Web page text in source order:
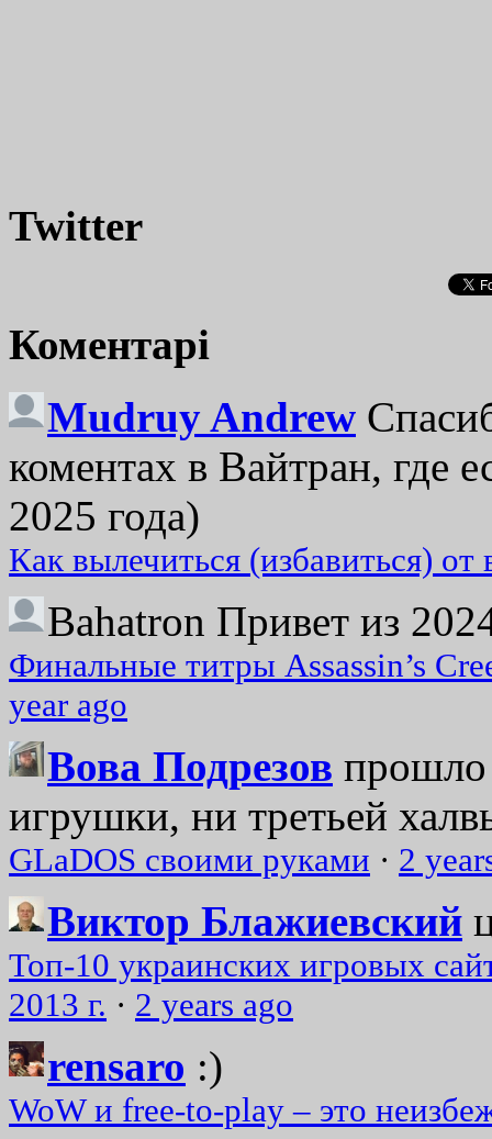
Twitter
Коментарі
Mudruy Andrew
коментах в Вайтран, где
2025 года)
Как вылечиться (избавиться)
Bahatron Привет из
Финальные титры Assassin’s
year ago
Вова Подрезов прошло
игрушки, ни третьей
GLaDOS своими руками · 2
Виктор Блажиевский
Топ-10 украинских игровых
2013 г. · 2 years ago
rensaro :)
WoW и free-to-play – это